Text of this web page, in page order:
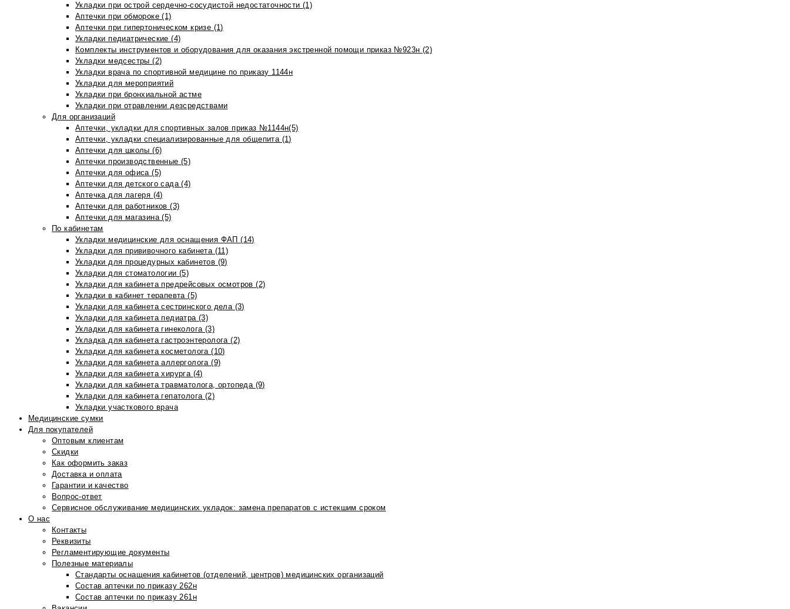
Укладки при острой сердечно-сосудистой недостаточности (1)
Аптечки при обмороке (1)
Аптечки при гипертоническом кризе (1)
Укладки педиатрические (4)
Комплекты инструментов и оборудования для оказания экстренной помощи приказ №923н (2)
Укладки медсестры (2)
Укладки врача по спортивной медицине по приказу 1144н
Укладки для мероприятий
Укладки при бронхиальной астме
Укладки при отравлении дезсредствами
Для организаций
Аптечки, укладки для спортивных залов приказ №1144н(5)
Аптечки, укладки специализированные для общепита (1)
Аптечки для школы (6)
Аптечки производственные (5)
Аптечки для офиса (5)
Аптечки для детского сада (4)
Аптечка для лагеря (4)
Аптечки для работников (3)
Аптечки для магазина (5)
По кабинетам
Укладки медицинские для оснащения ФАП (14)
Укладки для прививочного кабинета (11)
Укладки для процедурных кабинетов (9)
Укладки для стоматологии (5)
Укладки для кабинета предрейсовых осмотров (2)
Укладки в кабинет терапевта (5)
Укладки для кабинета сестринского дела (3)
Укладки для кабинета педиатра (3)
Укладки для кабинета гинеколога (3)
Укладка для кабинета гастроэнтеролога (2)
Укладки для кабинета косметолога (10)
Укладки для кабинета аллерголога (9)
Укладки для кабинета хирурга (4)
Укладки для кабинета травматолога, ортопеда (9)
Укладки для кабинета гепатолога (2)
Укладки участкового врача
Медицинские сумки
Для покупателей
Оптовым клиентам
Скидки
Как оформить заказ
Доставка и оплата
Гарантии и качество
Вопрос-ответ
Сервисное обслуживание медицинских укладок: замена препаратов с истекшим сроком
О нас
Контакты
Реквизиты
Регламентирующие документы
Полезные материалы
Стандарты оснащения кабинетов (отделений, центров) медицинских организаций
Состав аптечки по приказу 262н
Состав аптечки по приказу 261н